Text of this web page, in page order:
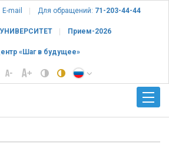
E-mail Для обращений: 71-203-44-44
Прием-2026
«Шаг в будущее»